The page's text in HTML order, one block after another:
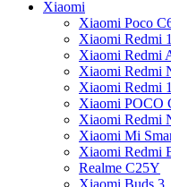
Xiaomi
Xiaomi Poco
Xiaomi Redmi
Xiaomi Redmi
Xiaomi Redmi
Xiaomi Redmi
Xiaomi POCO
Xiaomi Redmi
Xiaomi Mi
Xiaomi Redmi
Realme C25Y
Xiaomi Buds 3